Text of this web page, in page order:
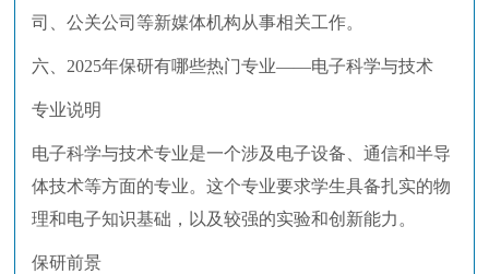
司、公关公司等新媒体机构从事相关工作。
六、2025年保研有哪些热门专业——电子科学与技术
专业说明
电子科学与技术专业是一个涉及电子设备、通信和半导
体技术等方面的专业。这个专业要求学生具备扎实的物
理和电子知识基础，以及较强的实验和创新能力。
保研前景